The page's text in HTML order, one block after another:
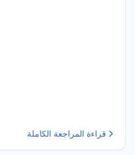
قراءة المراجعة الكاملة